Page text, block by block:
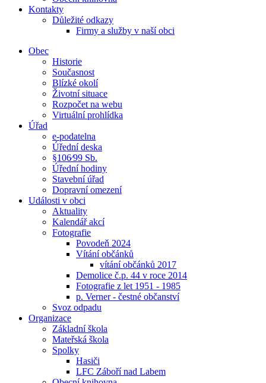
Kontakty
Důležité odkazy
Firmy a služby v naší obci
Obec
Historie
Současnost
Blízké okolí
Životní situace
Rozpočet na webu
Virtuální prohlídka
Úřad
e-podatelna
Úřední deska
§106⁄99 Sb.
Úřední hodiny
Stavební úřad
Dopravní omezení
Události v obci
Aktuality
Kalendář akcí
Fotografie
Povodeň 2024
Vítání občánků
vítání občánků 2017
Demolice č.p. 44 v roce 2014
Fotografie z let 1951 - 1985
p. Verner - čestné občanství
Svoz odpadu
Organizace
Základní škola
Mateřská škola
Spolky
Hasiči
LFC Záboří nad Labem